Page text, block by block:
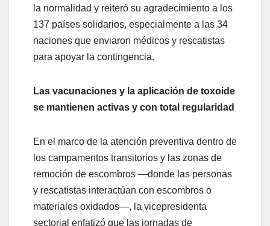
la normalidad y reiteró su agradecimiento a los
137 países solidarios, especialmente a las 34
naciones que enviaron médicos y rescatistas
para apoyar la contingencia.
Las vacunaciones y la aplicación de toxoide
se mantienen activas y con total regularidad
​En el marco de la atención preventiva dentro de
los campamentos transitorios y las zonas de
remoción de escombros —donde las personas
y rescatistas interactúan con escombros o
materiales oxidados—, la vicepresidenta
sectorial enfatizó que las jornadas de